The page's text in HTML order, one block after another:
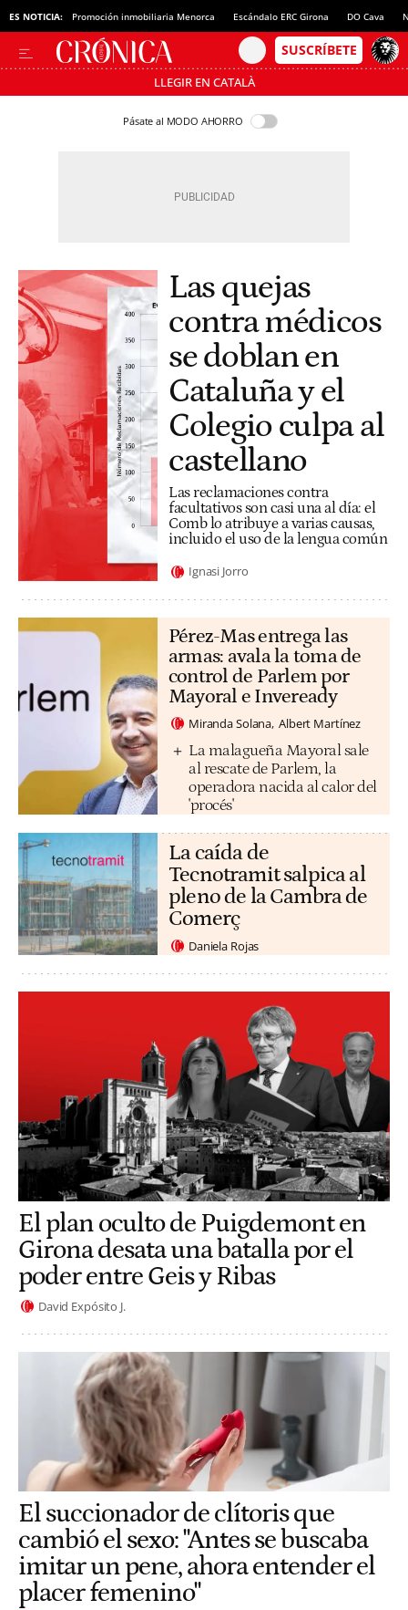
ES NOTICIA: Promoción inmobiliaria Menorca Escándalo ERC Girona DO Cava
LLEGIR EN CATALÀ
Pásate al MODO AHORRO
Las quejas
contra médicos
se doblan en
Cataluña y el
Colegio culpa al
castellano
Las reclamaciones contra
facultativos son casi una al día: el
Comb lo atribuye a varias causas,
incluido el uso de la lengua común
Ignasi Jorro
Pérez-Mas entrega las
armas: avala la toma de
control de Parlem por
Mayoral e Inveready
Miranda Solana Albert Martínez
La malagueña Mayoral sale
al rescate de Parlem, la
operadora nacida al calor del
'procés'
La caída de
Tecnotramit salpica al
pleno de la Cambra de
Comerç
Daniela Rojas
El plan oculto de Puigdemont en
Girona desata una batalla por el
poder entre Geis y Ribas
David Expósito J.
El succionador de clítoris que
cambió el sexo: "Antes se buscaba
imitar un pene, ahora entender el
placer femenino"